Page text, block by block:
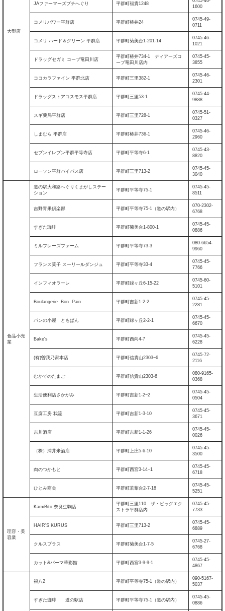
大型店
JAファーマーズプチへぐり 平群町福貴1248
1600
コメリパワー平群店 平群町椿井24
0745-49-
0711
コメリ ハード＆グリーン 平群店 平群町菊美台1-201-14
0745-46-
1021
ドラッグセガミ コープ竜田川店
平群町椿井734-1 ディアーズコ
ープ竜田川店内
0745-45-
3855
ココカラファイン 平群北店 平群町三里382-1
0745-46-
2301
ドラッグストアコスモス平群店 平群町三里53-1
0745-44-
9888
スギ薬局平群店 平群町三里728-1
0745-51-
0327
しまむら 平群店 平群町椿井736-1
0745-46-
2960
セブンイレブン平群平等寺店 平群町平等寺6-1
0745-43-
8820
ローソン平群バイパス店 平群町三里713‐2
0745-45-
3040
食品小売
業
道の駅大和路へぐりくまがしステー
ション
平群町平等寺75-1
0745-45-
8511
吉野青果倶楽部 平群町平等寺75-1（道の駅内）
070-2302-
6768
すぎた珈琲 平群町菊美台1-800-1
0745-45-
0886
ミルフレーズファーム 平群町平等寺73-3
080-6654-
9960
フランス菓子 スーリールダンジュ 平群町平等寺33-4
0745-45-
7766
インフィオラーレ 平群町緑ヶ丘6-15-22
0745-60-
5101
Boulangerie Bon Pain 平群町吉新1-2-2
0745-45-
2281
パンの小屋 ともぱん 平群町緑ヶ丘2-2-1
0745-45-
6670
Bake's 平群町西向4-7
0745-45-
6228
(有)曽我乃家本店 平群町信貴山2303−6
0745-72-
2116
むかでのたまご 平群町信貴山2303-6
080-9165-
0368
生活便利店さかがみ 平群町吉新1-2−2
0745-45-
0504
豆腐工房 我流 平群町吉新1-3-10
0745-45-
3671
吉川酒店 平群町吉新1-1-26
0745-45-
0026
（株）浦井米酒店 平群町上庄5-6-10
0745-45-
3500
肉のつかもと​ 平群町西宮3-14−1​
0745-45-
6718​
ひとみ商会 平群町若葉台2-7-18
0745-45-
5251
理容・美
容業
KamiBito 奈良生駒店
平群町三里110 ザ・ビッグエク
ストラ平群店内
0745-45-
7733
HAIR'S KURUS 平群町三里713-2
0745-45-
6889
クルスプラス 平群町菊美台1-7-5
0745-27-
6768
カット&パーマ華彩館 平群町西宮3-9-9-1
0745-45-
4867
福八2 平群町平等寺75-1（道の駅内）
090-5167-
5037
すぎた珈琲 道の駅店 平群町平等寺75-1（道の駅内）
0745-45-
0886